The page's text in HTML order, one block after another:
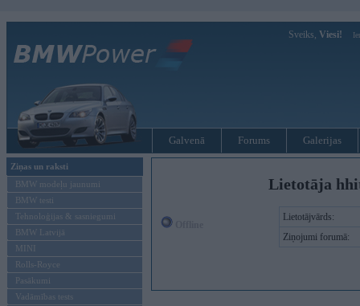
Sveiks, Viesi!
Galvenā Forums Galerijas
Ziņas un raksti
BMW modeļu jaunumi
BMW testi
Tehnoloģijas & sasniegumi
BMW Latvijā
MINI
Rolls-Royce
Pasākumi
Vadāmības tests
Lietotāja
Lietotājvārds:
Ziņojumi forumā: